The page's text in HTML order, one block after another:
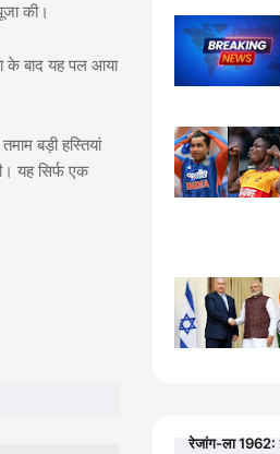
की।
के बाद यह पल आया
बड़ी हस्तियां
यह सिर्फ एक
रेजांग-ला 1962: